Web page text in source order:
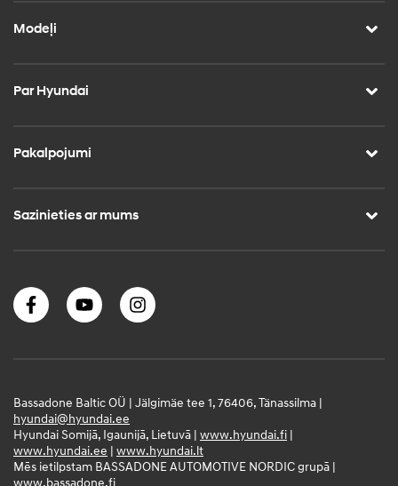
Modeļi
Par Hyundai
Pakalpojumi
Sazinieties ar mums
Bassadone Baltic OÜ | Jälgimäe tee 1, 76406, Tänassilma |
hyundai@hyundai.ee
Hyundai Somijā, Igaunijā, Lietuvā | www.hyundai.fi |
www.hyundai.ee | www.hyundai.lt
Mēs ietilpstam BASSADONE AUTOMOTIVE NORDIC grupā |
www.bassadone.fi